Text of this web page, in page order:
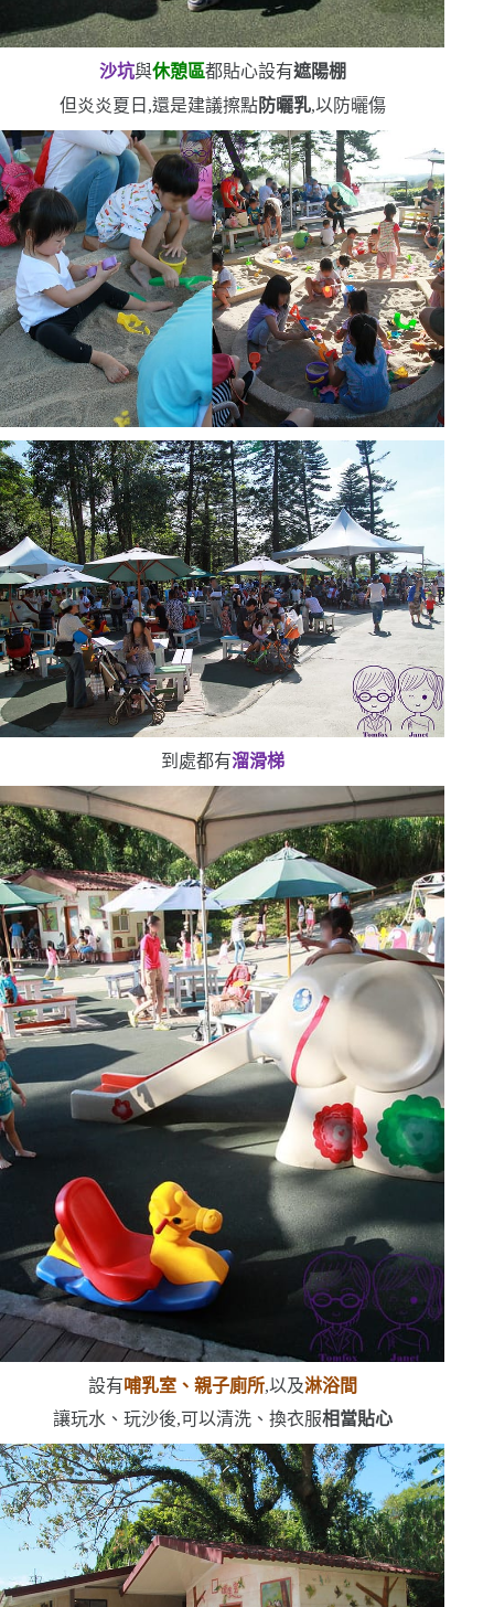
沙坑與休憩區都貼心設有遮陽棚
但炎炎夏日,還是建議擦點防曬乳,以防曬傷
到處都有溜滑梯
設有哺乳室、親子廁所,以及淋浴間
讓玩水、玩沙後,可以清洗、換衣服相當貼心